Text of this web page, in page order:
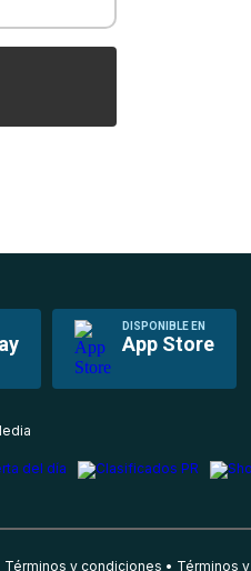
DISPONIBLE EN
App Store
Términos y condiciones Términos